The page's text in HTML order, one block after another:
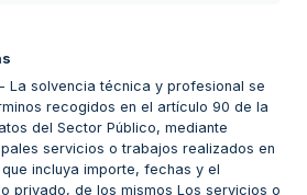
La solvencia técnica y profesional se
recogidos en el artículo 90 de la
del Sector Público, mediante
servicios o trabajos realizados en
incluya importe, fechas y el
privado, de los mismos Los servicios o